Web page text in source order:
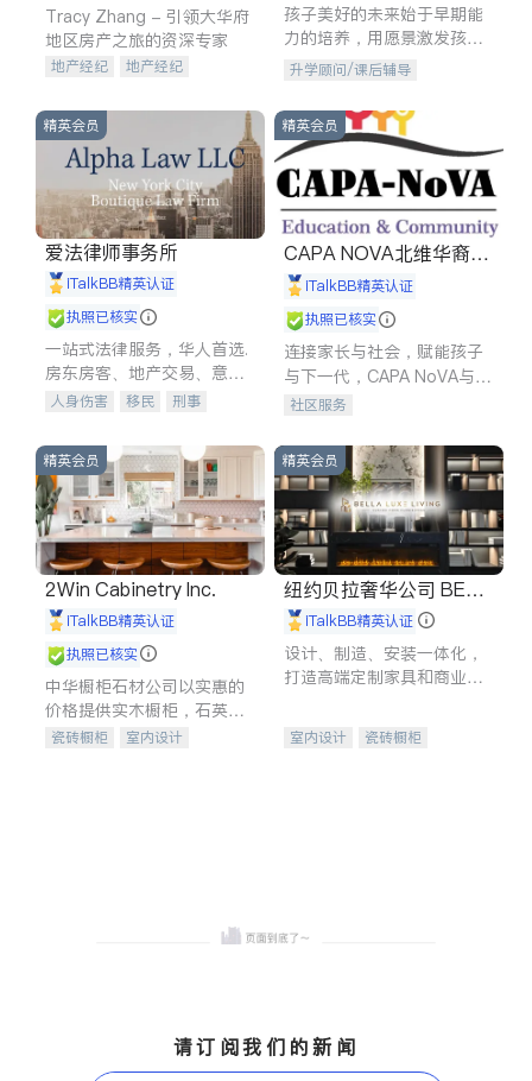
Tracy Zhang - 引领大华府
地区房产之旅的资深专家
地产经纪
地产经纪
商铺租售
孩子美好的未来始于早期能
力的培养，用愿景激发孩子
的学习潜力和动力。理念：
拥有成长型心态是成功的基
石。
升学顾问/课后辅导
精英会员
爱法律师事务所
iTalkBB精英认证
执照已核实
一站式法律服务，华人首选.
房东房客、地产交易、意外
伤害、车祸重伤、商业诉
建筑合同、刑事案件全包办
人身伤害 移民
刑事
信托/遗嘱
商业
商标注册
索赔
律师-其它 保释
精英会员
CAPA NOVA北维华裔家
长会iTalkBB精英认证
执照已核实
连接家长与社会，赋能孩子
与下一代，CAPA NoVA与您
携手建设包容、公平、充满
社区服务
精英会员
2Win Cabinetry Inc.
iTalkBB精英认证
执照已核实
中华橱柜石材公司以实惠的
价格提供实木橱柜，石英石
台面，多种优质不锈钢水
瓷砖橱柜
室内设计
精英会员
纽约贝拉奢华公司 BELL
A LUXE
iTalkBB精英认证
设计、制造、安装一体化，
打造高端定制家具和商业空
室内设计
瓷砖橱柜
请订阅我们的新闻